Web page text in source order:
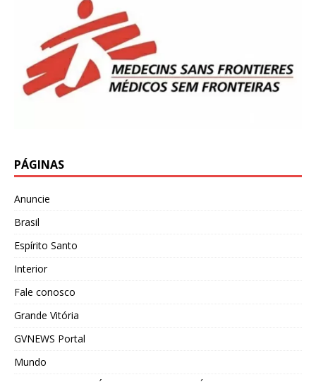
PÁGINAS
Anuncie
Brasil
Espírito Santo
Interior
Fale conosco
Grande Vitória
GVNEWS Portal
Mundo